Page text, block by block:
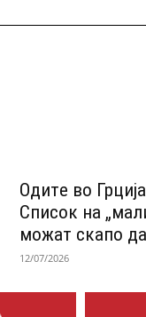
Одитe во
Список на
можат скапо
12/07/2026